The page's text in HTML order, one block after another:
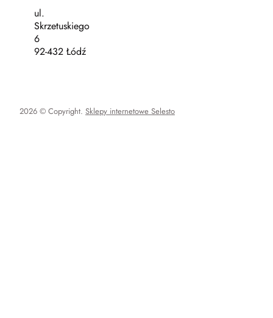
ul.
Skrzetuskiego
6
92-432 Łódź
2026 © Copyright. Sklepy internetowe Selesto